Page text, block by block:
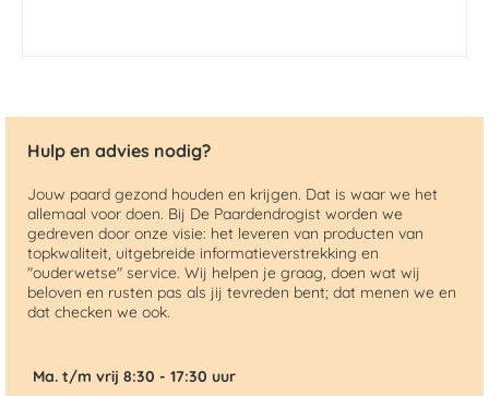
Hulp en advies nodig?
Jouw paard gezond houden en krijgen. Dat is waar we het
allemaal voor doen. Bij De Paardendrogist worden we
gedreven door onze visie: het leveren van producten van
topkwaliteit, uitgebreide informatieverstrekking en
"ouderwetse" service. Wij helpen je graag, doen wat wij
beloven en rusten pas als jij tevreden bent; dat menen we en
dat checken we ook.
Ma. t/m vrij 8:30 - 17:30 uur